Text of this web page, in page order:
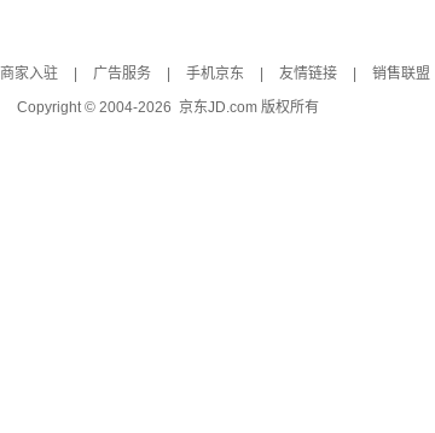
商家入驻 广告服务 手机京东 友情链接 销售联盟
Copyright © 2004-2026 京东JD.com 版权所有